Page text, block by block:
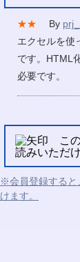
★★ By
エクセルを使
です。HTML
必要です。
この
読みいただ
※会員登録すると
けます。